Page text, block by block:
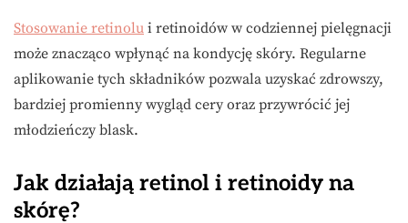
Stosowanie retinolu i retinoidów w codziennej pielęgnacji
może znacząco wpłynąć na kondycję skóry. Regularne
aplikowanie tych składników pozwala uzyskać zdrowszy,
bardziej promienny wygląd cery oraz przywrócić jej
młodzieńczy blask.
Jak działają retinol i retinoidy na
skórę?